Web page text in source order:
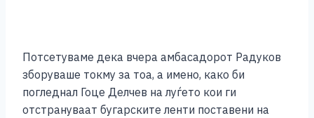
Потсетуваме дека вчера амбасадорот Радуков
зборуваше токму за тоа, а имено, како би
погледнал Гоце Делчев на луѓето кои ги
отстрануваат бугарските ленти поставени на